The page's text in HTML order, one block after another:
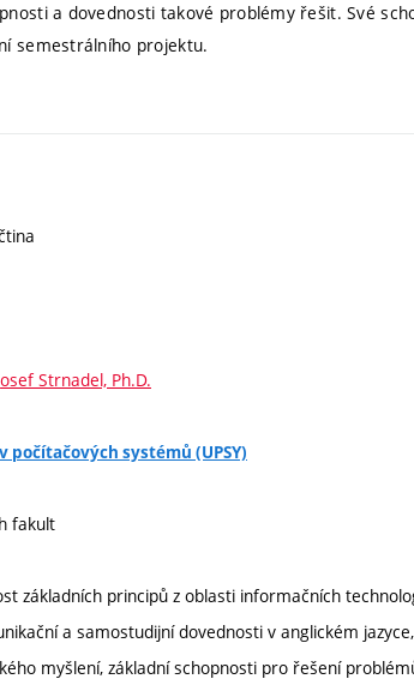
a dovednosti takové problémy řešit. Své
semestrálního projektu.
Strnadel, Ph.D.
počítačových systémů (UPSY)
fakult
základních principů z oblasti informačních
a samostudijní dovednosti v anglickém
myšlení, základní schopnosti pro řešení